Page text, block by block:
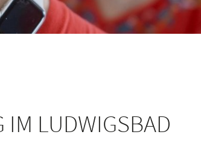
LUDWIGSBAD